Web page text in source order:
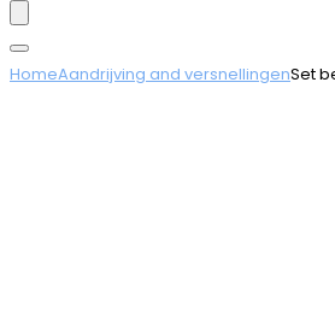
HomeAandrijving and versnellingenSet